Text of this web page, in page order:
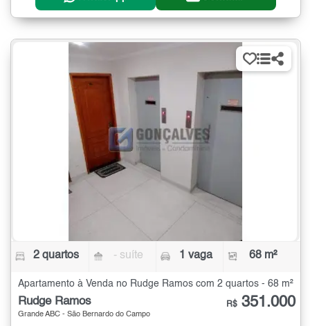
2 quartos - suíte 1 vaga 68 m²
Apartamento à Venda no Rudge Ramos com 2 quartos - 68 m²
Rudge Ramos
Grande ABC - São Bernardo do Campo
R$ 351.000